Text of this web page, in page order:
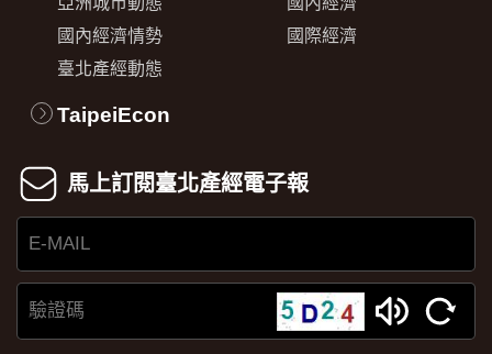
國內經濟情勢
臺北產經動態
國際經濟
TaipeiEcon
馬上訂閱臺北產經電子報
E-
MAIL